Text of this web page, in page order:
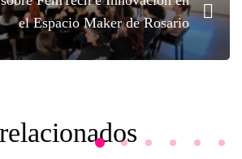
el Espacio Maker de Rosario